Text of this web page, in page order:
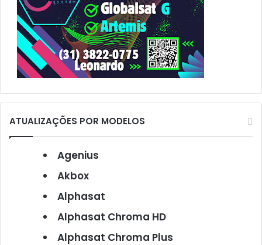
ATUALIZAÇÕES POR MODELOS
Agenius
Akbox
Alphasat
Alphasat Chroma HD
Alphasat Chroma Plus